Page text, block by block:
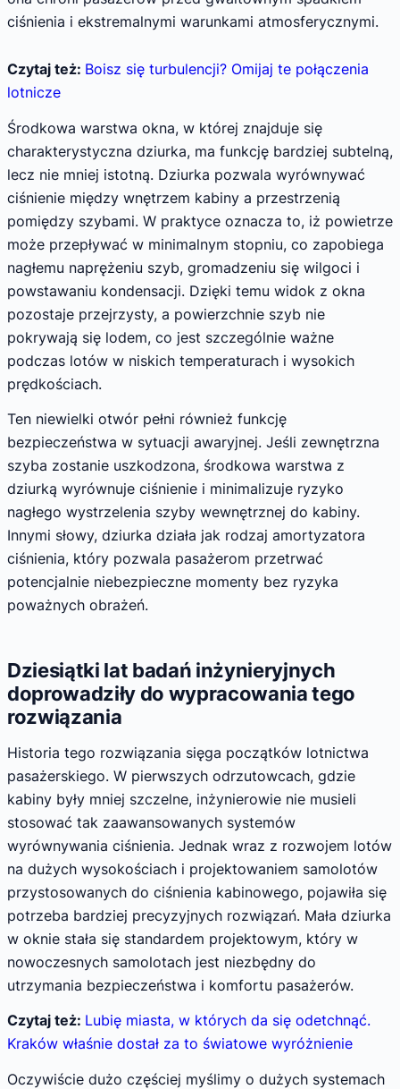
ciśnienia i ekstremalnymi warunkami atmosferycznymi.
Czytaj też: Boisz się turbulencji? Omijaj te połączenia
lotnicze
Środkowa warstwa okna, w której znajduje się
charakterystyczna dziurka, ma funkcję bardziej subtelną,
lecz nie mniej istotną. Dziurka pozwala wyrównywać
ciśnienie między wnętrzem kabiny a przestrzenią
pomiędzy szybami. W praktyce oznacza to, iż powietrze
może przepływać w minimalnym stopniu, co zapobiega
nagłemu naprężeniu szyb, gromadzeniu się wilgoci i
powstawaniu kondensacji. Dzięki temu widok z okna
pozostaje przejrzysty, a powierzchnie szyb nie
pokrywają się lodem, co jest szczególnie ważne
podczas lotów w niskich temperaturach i wysokich
prędkościach.
Ten niewielki otwór pełni również funkcję
bezpieczeństwa w sytuacji awaryjnej. Jeśli zewnętrzna
szyba zostanie uszkodzona, środkowa warstwa z
dziurką wyrównuje ciśnienie i minimalizuje ryzyko
nagłego wystrzelenia szyby wewnętrznej do kabiny.
Innymi słowy, dziurka działa jak rodzaj amortyzatora
ciśnienia, który pozwala pasażerom przetrwać
potencjalnie niebezpieczne momenty bez ryzyka
poważnych obrażeń.
Dziesiątki lat badań inżynieryjnych
doprowadziły do wypracowania tego
rozwiązania
Historia tego rozwiązania sięga początków lotnictwa
pasażerskiego. W pierwszych odrzutowcach, gdzie
kabiny były mniej szczelne, inżynierowie nie musieli
stosować tak zaawansowanych systemów
wyrównywania ciśnienia. Jednak wraz z rozwojem lotów
na dużych wysokościach i projektowaniem samolotów
przystosowanych do ciśnienia kabinowego, pojawiła się
potrzeba bardziej precyzyjnych rozwiązań. Mała dziurka
w oknie stała się standardem projektowym, który w
nowoczesnych samolotach jest niezbędny do
utrzymania bezpieczeństwa i komfortu pasażerów.
Czytaj też: Lubię miasta, w których da się odetchnąć.
Kraków właśnie dostał za to światowe wyróżnienie
Oczywiście dużo częściej myślimy o dużych systemach